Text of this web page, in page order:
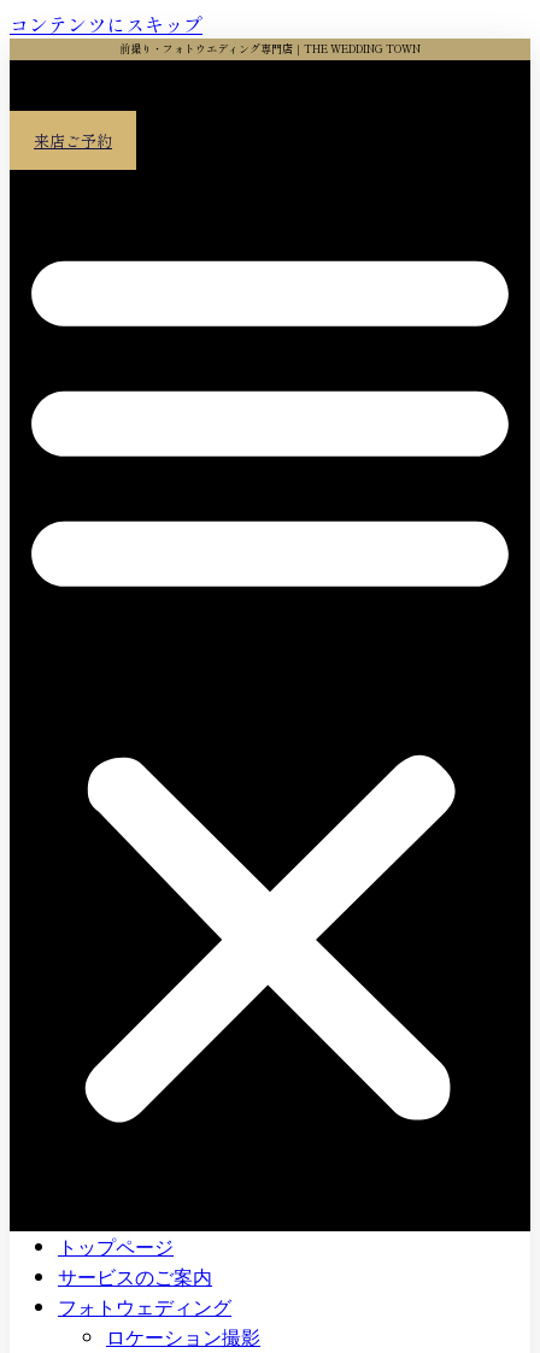
コンテンツにスキップ
前撮り・フォトウエディング専門店｜THE WEDDING TOWN
来店ご予約
トップページ
サービスのご案内
フォトウェディング
ロケーション撮影